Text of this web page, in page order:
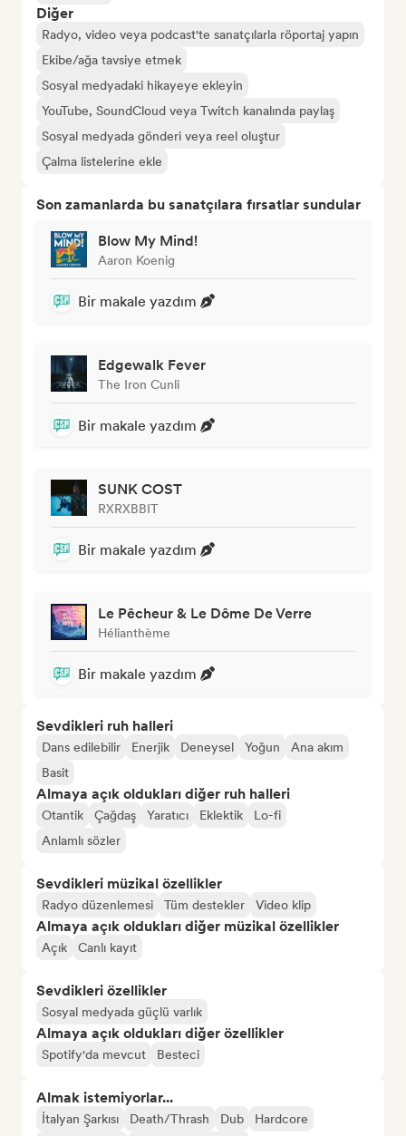
Diğer
Radyo, video veya podcast'te sanatçılarla röportaj yapın
Ekibe/ağa tavsiye etmek
Sosyal medyadaki hikayeye ekleyin
YouTube, SoundCloud veya Twitch kanalında paylaş
Sosyal medyada gönderi veya reel oluştur
Çalma listelerine ekle
Son zamanlarda bu sanatçılara fırsatlar sundular
Blow My Mind!
Aaron Koenig
Bir makale yazdım
Edgewalk Fever
The Iron Cunli
Bir makale yazdım
SUNK COST
RXRXBBIT
Bir makale yazdım
Le Pêcheur & Le Dôme De Verre
Hélianthème
Bir makale yazdım
Sevdikleri ruh halleri
Dans edilebilir Enerjik Deneysel Yoğun
Ana akım
Basit
Almaya açık oldukları diğer ruh halleri
Otantik Çağdaş Yaratıcı Eklektik
Lo-fi
Anlamlı sözler
Sevdikleri müzikal özellikler
Radyo düzenlemesi Tüm destekler Video klip
Almaya açık oldukları diğer müzikal özellikler
Açık Canlı kayıt
Sevdikleri özellikler
Sosyal medyada güçlü varlık
Almaya açık oldukları diğer özellikler
Spotify'da mevcut Besteci
Almak istemiyorlar...
İtalyan Şarkısı Death/Thrash Dub Hardcore